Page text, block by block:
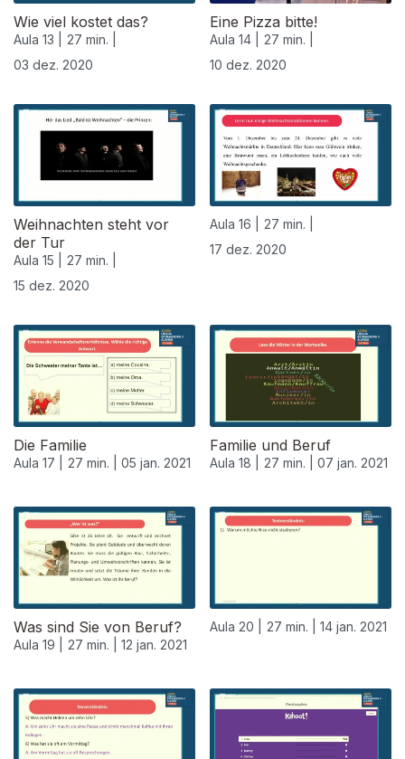
Wie viel kostet das?
Aula 13 |
27 min. |
03 dez. 2020
Eine Pizza bitte!
Aula 14 |
27 min. |
10 dez. 2020
Weihnachten steht vor
der Tur
Aula 15 |
27 min. |
15 dez. 2020
Aula 16 |
27 min. |
17 dez. 2020
Die Familie
Aula 17 | 27 min. | 05 jan. 2021
Familie und Beruf
Aula 18 | 27 min. | 07 jan. 2021
Was sind Sie von Beruf?
Aula 19 | 27 min. | 12 jan. 2021
Aula 20 | 27 min. | 14 jan. 2021